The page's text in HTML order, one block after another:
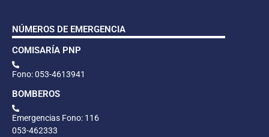
NÚMEROS DE EMERGENCIA
COMISARÍA PNP
Fono: 053-4613941
BOMBEROS
Emergencias Fono: 116
053-462333